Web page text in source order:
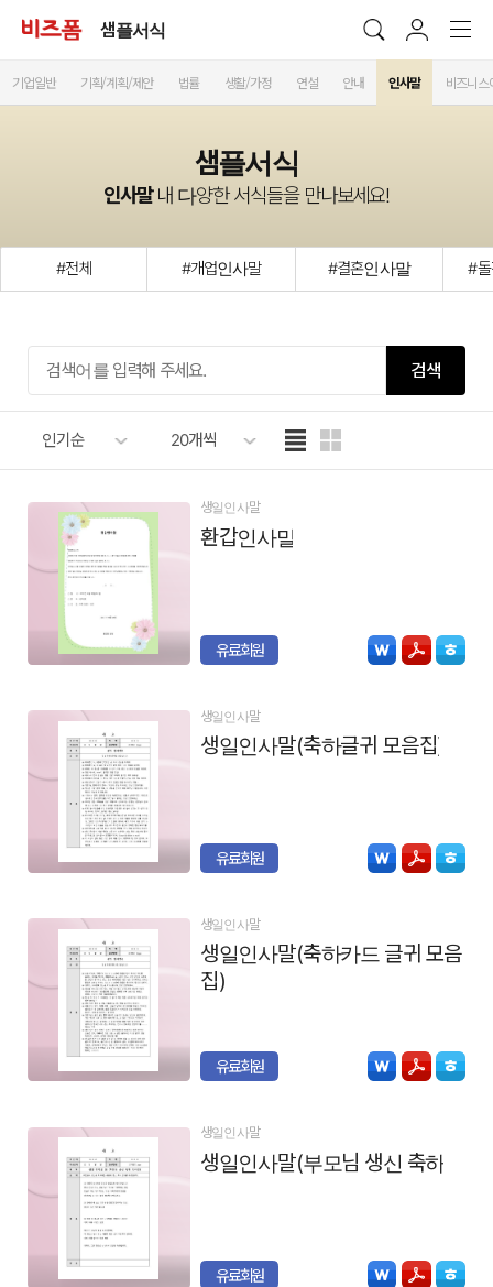
샘플서식
기업일반 기획/계획/제안 법률 생활/가정 연설 안내 인사말 비즈니스
샘플서식
인사말내 다양한 서식들을 만나보세요!
#전체 #개업인사말 #결혼인사말 #
검색
인기순 20개씩
생일인사말
환갑인사말
유료회원
생일인사말
생일인사말(축하글귀 모음집)
유료회원
생일인사말
생일인사말(축하카드 글귀 모음
집)
유료회원
생일인사말
생일인사말(부모님 생신 축하)
유료회원